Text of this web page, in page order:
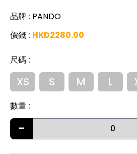
品牌 : PANDO
價錢 : HKD2280.00
數量 :
-
尺碼 :
XS S M L